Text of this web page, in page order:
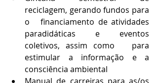
reciclagem, gerando fundos para
o   financiamento de atividades
paradidáticas e eventos
coletivos, assim como   para
estimular a informação e a
consciência ambiental